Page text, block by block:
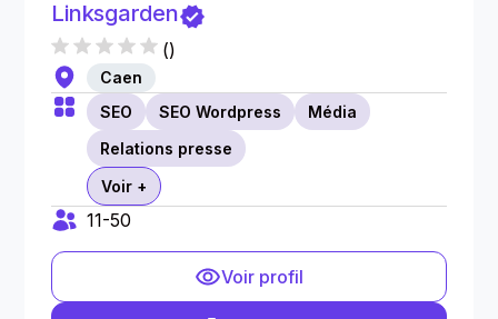
Linksgarden
()
Caen
SEO
SEO Wordpress
Média
Relations presse
Voir +
11-50
Voir profil